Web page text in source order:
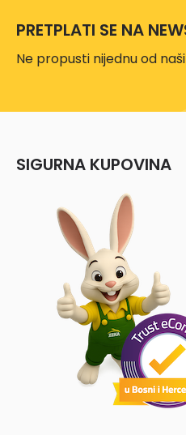
PRETPLATI SE NA
Ne propusti nijednu od
SIGURNA KUPOVINA